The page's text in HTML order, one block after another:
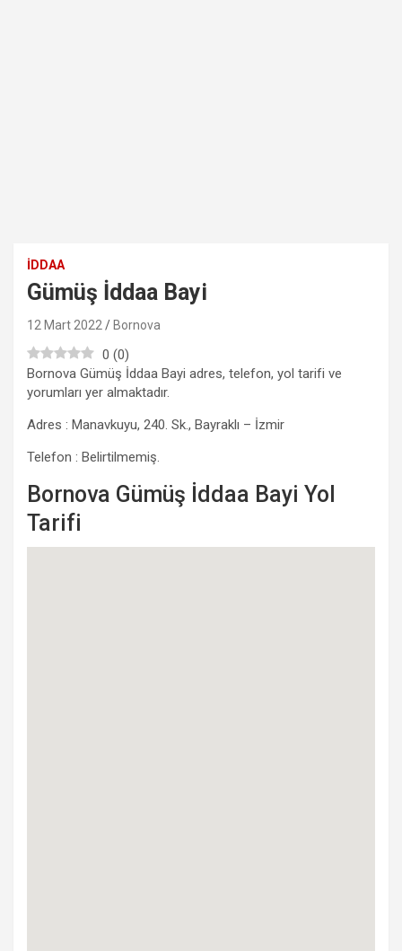
İDDAA
Gümüş İddaa Bayi
12 Mart 2022 Bornova
0 (0)
Bornova Gümüş İddaa Bayi adres, telefon, yol tarifi ve
yorumları yer almaktadır.
Adres : Manavkuyu, 240. Sk., Bayraklı – İzmir
Telefon : Belirtilmemiş.
Bornova Gümüş İddaa Bayi Yol
Tarifi